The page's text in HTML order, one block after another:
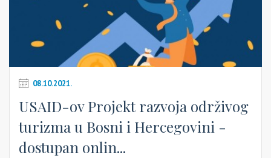
08.10.2021.
USAID-ov Projekt razvoja održivog
turizma u Bosni i Hercegovini -
dostupan onlin...